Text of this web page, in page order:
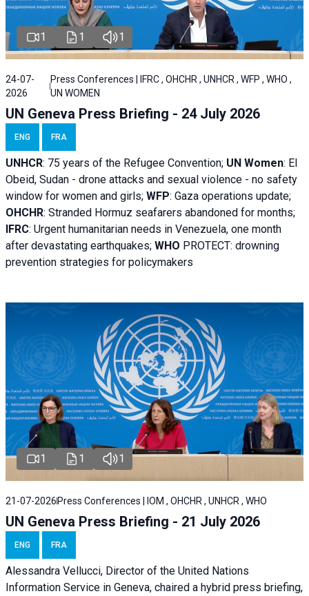
1 1 1
24-07-
2026
Press Conferences | IFRC , OHCHR , UNHCR , WFP , WHO ,
UN WOMEN
UN Geneva Press Briefing - 24 July 2026
ENG FRA
UNHCR: 75 years of the Refugee Convention; UN Women: El
Obeid, Sudan - drone attacks and sexual violence - no safety
window for women and girls; WFP: Gaza operations update;
OHCHR: Stranded Hormuz seafarers abandoned for months;
IFRC: Urgent humanitarian needs in Venezuela, one month
after devastating earthquakes; WHO PROTECT: drowning
prevention strategies for policymakers
1 1 1
21-07-2026 Press Conferences | IOM , OHCHR , UNHCR , WHO
UN Geneva Press Briefing - 21 July 2026
ENG FRA
Alessandra Vellucci, Director of the United Nations
Information Service in Geneva, chaired a hybrid press briefing,